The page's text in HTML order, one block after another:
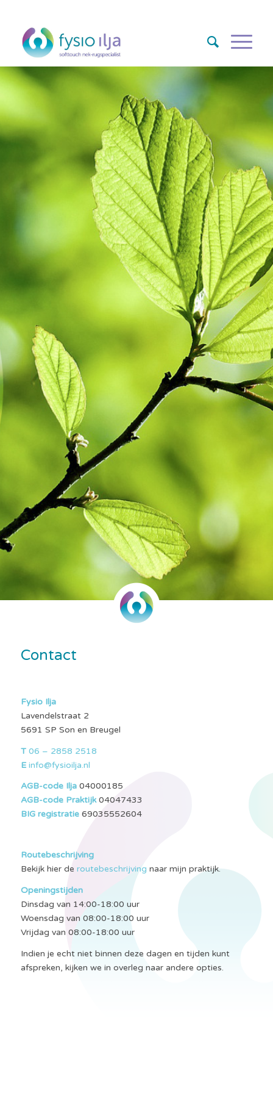
Contact
Fysio Ilja
Lavendelstraat 2
5691 SP Son en Breugel
T06 – 2858 2518
Einfo@fysioilja.nl
AGB-code Ilja04000185
AGB-code Praktijk04047433
BIG registratie69035552604
Routebeschrijving
Bekijk hier de routebeschrijving naar mijn praktijk.
Openingstijden
Dinsdag van 14:00-18:00 uur
Woensdag van 08:00-18:00 uur
Vrijdag van 08:00-18:00 uur
Indien je echt niet binnen deze dagen en tijden kunt
afspreken, kijken we in overleg naar andere opties.